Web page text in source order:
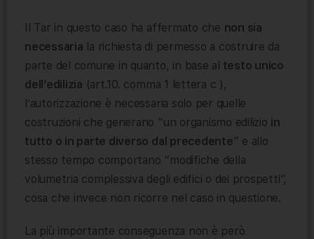
Il Tar in questo caso ha affermato che non sia
necessaria la richiesta di permesso a costruire da
parte del comune in quanto, in base al testo unico
dell’edilizia (art.10. comma 1 lettera c ),
l’autorizzazione è necessaria solo per quelle
costruzioni che generano “un organismo edilizio in
tutto o in parte diverso dal precedente” e allo
stesso tempo comportano “modifiche della
volumetria complessiva degli edifici o dei prospetti”,
cosa che invece non ricorre nel caso in questione.
La più importante conseguenza non è però